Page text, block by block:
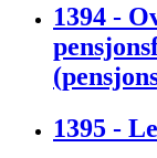
1394 -
1395 -